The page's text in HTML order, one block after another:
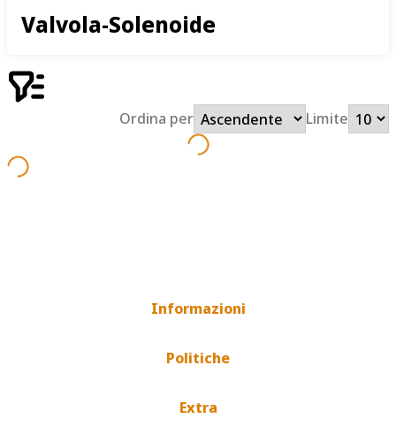
Valvola-Solenoide
Ordina per Limite
Informazioni
Politiche
Extra